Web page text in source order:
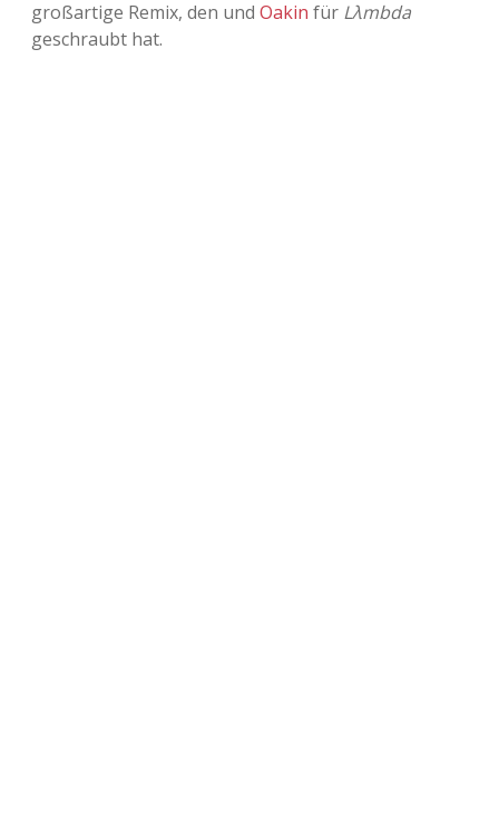
großartige Remix, den und Oakin für Lλmbda
geschraubt hat.